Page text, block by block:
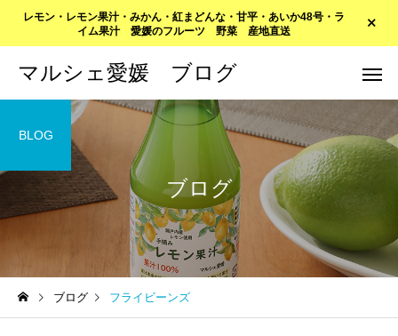
レモン・レモン果汁・みかん・紅まどんな・甘平・あいか48号・ラ
イム果汁 愛媛のフルーツ 野菜 産地直送
マルシェ愛媛 ブログ
ブログ
BLOG
ブログ フライビーンズ